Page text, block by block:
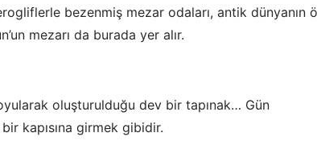
bir web deneyimi sunmak için bazı bilgileri tarayıcınızda
bunları yurt içi ve yurt dışındaki hizmet sağlayıcılarla paylaşabiliriz. Buna
seçebilirsiniz ancak bu durumda sitemiz umduğumuz gibi çalışmaya
HER ZAMAN AKTIF
bezenmiş mezar odaları, antik dünyanın
mezarı da burada yer alır.
oluşturulduğu dev bir tapınak… Gün
kapısına girmek gibidir.